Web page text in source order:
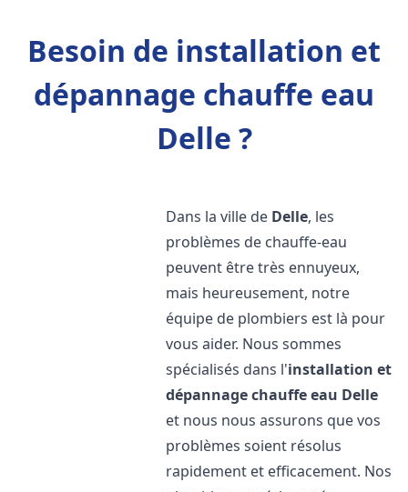
Besoin de installation et
dépannage chauffe eau
Delle ?
Dans la ville de Delle, les
problèmes de chauffe-eau
peuvent être très ennuyeux,
mais heureusement, notre
équipe de plombiers est là pour
vous aider. Nous sommes
spécialisés dans l'installation et
dépannage chauffe eau Delle
et nous nous assurons que vos
problèmes soient résolus
rapidement et efficacement. Nos